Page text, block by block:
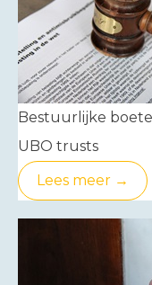
Bestuurlijke
UBO trusts
Lees meer →